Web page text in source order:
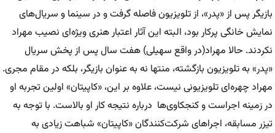
بازیگر پس از «پدر»، از تلویزیون فاصله گرفت و در سینما و سریال‌های
نمایش خانگی پرکار بود، البته این آثار اعتبار هنری ویژه‌ای نصیب مهراد
نکردند. ‌حالا مهراد(در واقع سهیلی) هفت سال پس از پخش سریال
«پدر» به تلویزیون بازگشته، منتها نه به عنوان بازیگر، بلکه در مقام مجری.
مهراد چهره‌ای تلویزیونی نیست، علاوه بر این، «کاپیتان» اولین تجربه او
در زمینه اجراست و کنجکاوی‌ها درباره نتیجه کار او بالاست. با توجه به
تیزر مسابقه، اجراهای شرکت‌کنندگان «کاپیتان» شباهت زیادی به